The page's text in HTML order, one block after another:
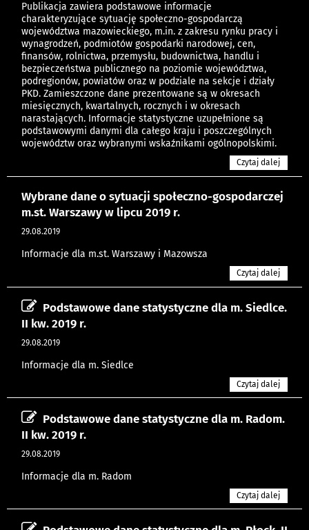
Publikacja zawiera podstawowe informacje
charakteryzujące sytuację społeczno-gospodarczą
województwa mazowieckiego, m.in. z zakresu rynku pracy i
wynagrodzeń, podmiotów gospodarki narodowej, cen,
finansów, rolnictwa, przemysłu, budownictwa, handlu i
bezpieczeństwa publicznego na poziomie województwa,
podregionów, powiatów oraz w podziale na sekcje i działy
PKD. Zamieszczone dane prezentowane są w okresach
miesięcznych, kwartalnych, rocznych i w okresach
narastających. Informacje statystyczne uzupełnione są
podstawowymi danymi dla całego kraju i poszczególnych
województw oraz wybranymi wskaźnikami ogólnopolskimi.
Czytaj dalej
Wybrane dane o sytuacji społeczno-gospodarczej
m.st. Warszawy w lipcu 2019 r.
29.08.2019
Informacje dla m.st. Warszawy i Mazowsza
Czytaj dalej
Podstawowe dane statystyczne dla m. Siedlce.
II kw. 2019 r.
29.08.2019
Informacje dla m. Siedlce
Czytaj dalej
Podstawowe dane statystyczne dla m. Radom.
II kw. 2019 r.
29.08.2019
Informacje dla m. Radom
Czytaj dalej